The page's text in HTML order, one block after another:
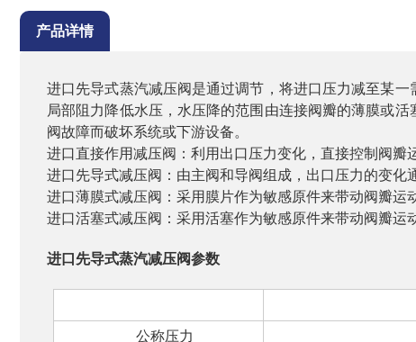
产品详情
进口先导式蒸汽减压阀是通过调节，将进口压力减至某
局部阻力降低水压，水压降的范围由连接阀瓣的薄膜或
阀故障而破坏系统或下游设备。
进口直接作用减压阀：利用出口压力变化，直接控制阀瓣
进口先导式减压阀：由主阀和导阀组成，出口压力的变化
进口薄膜式减压阀：采用膜片作为敏感原件来带动阀瓣运
进口活塞式减压阀：采用活塞作为敏感原件来带动阀瓣运
进口先导式蒸汽减压阀参数
公称压力